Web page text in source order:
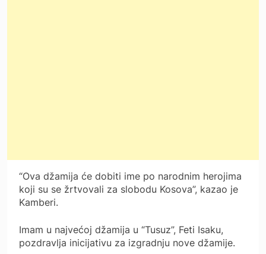
“Ova džamija će dobiti ime po narodnim herojima
koji su se žrtvovali za slobodu Kosova”, kazao je
Kamberi.
Imam u najvećoj džamija u “Tusuz”, Feti Isaku,
pozdravlja inicijativu za izgradnju nove džamije.